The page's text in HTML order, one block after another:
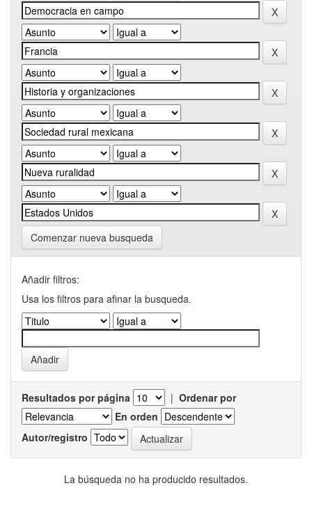
Comenzar nueva busqueda
Añadir filtros:
Usa los filtros para afinar la busqueda.
Resultados por página | Ordenar por
En orden
Autor/registro
La búsqueda no ha producido resultados.